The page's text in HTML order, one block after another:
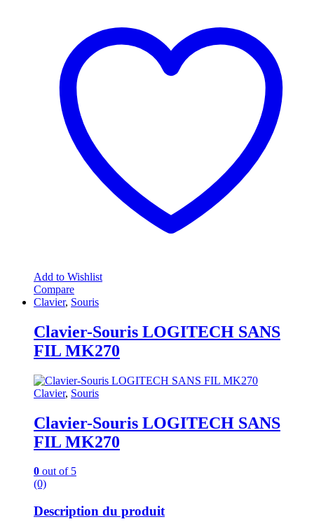
Add to Wishlist
Compare
Clavier, Souris
Clavier-Souris LOGITECH SANS
FIL MK270
Clavier, Souris
Clavier-Souris LOGITECH SANS
FIL MK270
0 out of 5
(0)
Description du produit